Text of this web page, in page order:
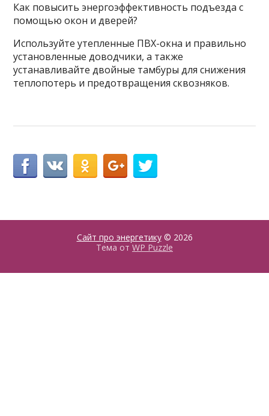
Как повысить энергоэффективность подъезда с
помощью окон и дверей?
Используйте утепленные ПВХ-окна и правильно
установленные доводчики, а также
устанавливайте двойные тамбуры для снижения
теплопотерь и предотвращения сквозняков.
Сайт про энергетику© 2026
Тема от WP Puzzle